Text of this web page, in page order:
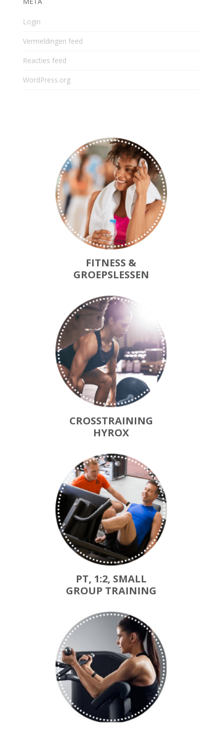
Login
Vermeldingen feed
Reacties feed
WordPress.org
FITNESS &
GROEPSLESSEN
CROSSTRAINING
HYROX
PT, 1:2, SMALL
GROUP TRAINING